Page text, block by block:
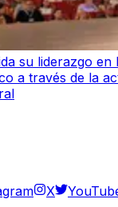
su liderazgo en
a través de la
X